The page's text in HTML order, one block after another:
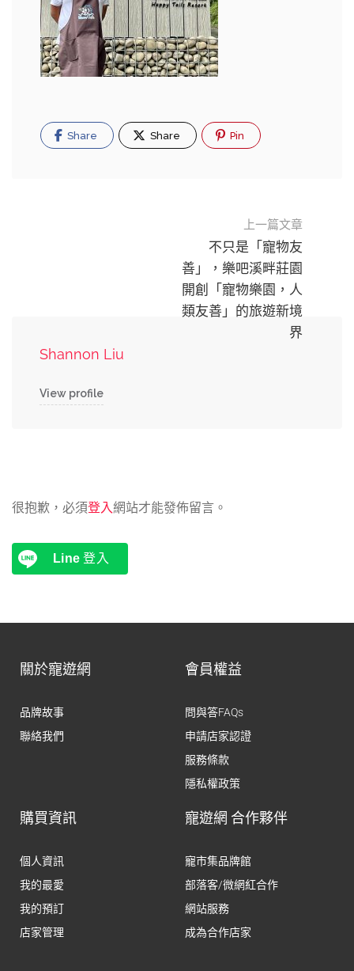
Share Share Pin
上一篇文章
不只是「寵物友
善」，樂吧溪畔莊園
開創「寵物樂園，人
類友善」的旅遊新境
界
Shannon Liu
View profile
很抱歉，必須登入網站才能發佈留言。
Line 登入
關於寵遊網
品牌故事
聯絡我們
會員權益
問與答FAQs
申請店家認證
服務條款
隱私權政策
購買資訊
個人資訊
我的最愛
我的預訂
店家管理
寵遊網 合作夥伴
寵市集品牌館
部落客/微網紅合作
網站服務
成為合作店家